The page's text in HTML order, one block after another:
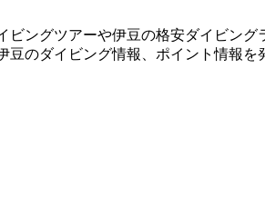
ングツアーや伊豆の格安ダイビン
のダイビング情報、ポイント情報を